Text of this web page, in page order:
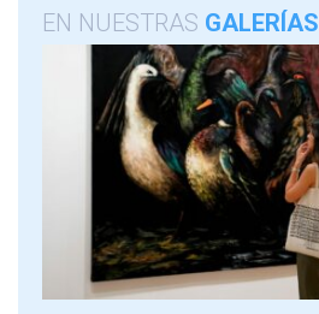
EN NUESTRAS GALERÍAS